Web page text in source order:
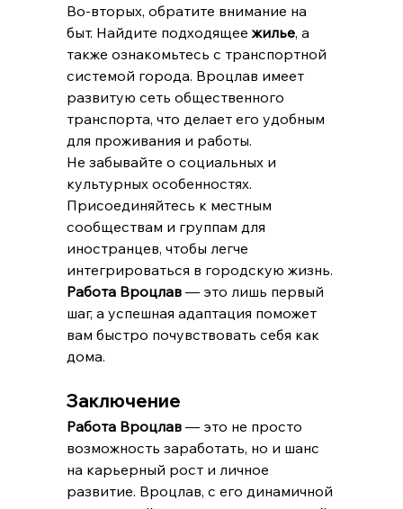
Во-вторых, обратите внимание на
быт. Найдите подходящее жилье, а
также ознакомьтесь с транспортной
системой города. Вроцлав имеет
развитую сеть общественного
транспорта, что делает его удобным
для проживания и работы.
Не забывайте о социальных и
культурных особенностях.
Присоединяйтесь к местным
сообществам и группам для
иностранцев, чтобы легче
интегрироваться в городскую жизнь.
Работа Вроцлав — это лишь первый
шаг, а успешная адаптация поможет
вам быстро почувствовать себя как
дома.
Заключение
Работа Вроцлав — это не просто
возможность заработать, но и шанс
на карьерный рост и личное
развитие. Вроцлав, с его динамичной